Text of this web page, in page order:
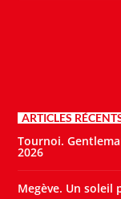
ARTICLES
Tournoi.
2026
Megève. Un soleil